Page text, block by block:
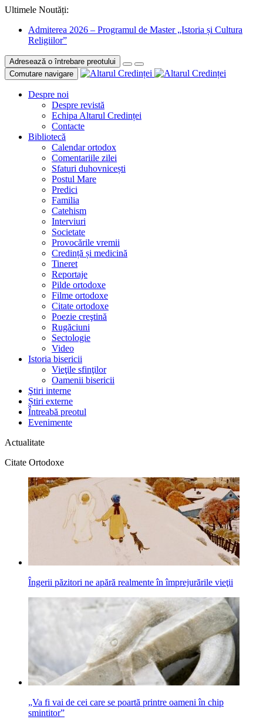
Ultimele Noutăți:
Admiterea 2026 – Programul de Master „Istoria și Cultura
Religiilor”
Adresează o întrebare preotului
Comutare navigare
Despre noi
Despre revistă
Echipa Altarul Credinței
Contacte
Bibliotecă
Calendar ortodox
Comentariile zilei
Sfaturi duhovnicești
Postul Mare
Predici
Familia
Catehism
Interviuri
Societate
Provocările vremii
Credință și medicină
Tineret
Reportaje
Pilde ortodoxe
Filme ortodoxe
Citate ortodoxe
Poezie creştină
Rugăciuni
Sectologie
Video
Istoria bisericii
Vieţile sfinţilor
Oamenii bisericii
Ştiri interne
Știri externe
Întreabă preotul
Evenimente
Actualitate
Citate Ortodoxe
Îngerii păzitori ne apără realmente în împrejurările vieţii
„Va fi vai de cei care se poartă printre oameni în chip
smintitor”